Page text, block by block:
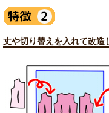
丈や切り替えを入れて改造